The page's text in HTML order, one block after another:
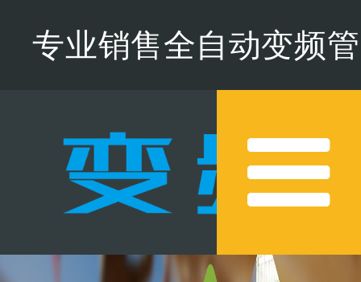
专业销售全自动变频管
道增压水泵,欢迎来电咨